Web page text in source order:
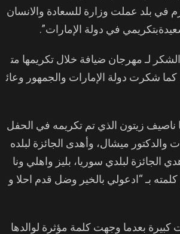
في بلد عملت وزارة للسعادة والانسان
في دولة الإمارات”.
لـ مهرجان ضيافة خلال تكريمها مت
كما شكرت دولة الإمارات والجمهور وعائ
زيتون الذي تم تكريمه في الحفل
والدكتور ميشال، وأهدى الجائزة لبلده
الجائزة لبلدي سوريا، بليز واهلي ونا
بـ “ادعولي بالخير وضل قدم احلا و
بعدما وجهت كلمة مؤثرة لوالدها